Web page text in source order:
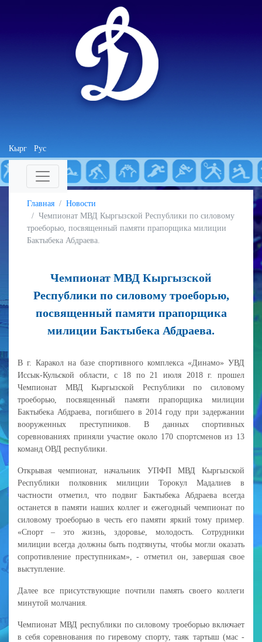
Кырг Рус
Главная
Новости
Чемпионат МВД Кыргызской Республики по силовому
троеборью, посвященный памяти прапорщика милиции
Бактыбека Абдраева.
Чемпионат МВД Кыргызской
Республики по силовому троеборью,
посвященный памяти прапорщика
милиции Бактыбека Абдраева.
В г. Каракол на базе спортивного комплекса «Динамо» УВД
Иссык-Кульской области, с 18 по 21 июля 2018 г. прошел
Чемпионат МВД Кыргызской Республики по силовому
троеборью, посвященный памяти прапорщика милиции
Бактыбека Абдраева, погибшего в 2014 году при задержании
вооруженных преступников. В данных спортивных
соревнованиях приняли участие около 170 спортсменов из 13
команд ОВД республики.
Открывая чемпионат, начальник УПФП МВД Кыргызской
Республики полковник милиции Торокул Мадалиев в
частности отметил, что подвиг Бактыбека Абдраева всегда
останется в памяти наших коллег и ежегодный чемпионат по
силовому троеборью в честь его памяти яркий тому пример.
«Спорт – это жизнь, здоровье, молодость. Сотрудники
милиции всегда должны быть подтянуты, чтобы могли оказать
сопротивление преступникам», - отметил он, завершая свое
выступление.
Далее все присутствующие почтили память своего коллеги
минутой молчания.
Чемпионат МВД республики по силовому троеборью включает
в себя соревнования по гиревому спорту, таяк тартыш (мас -